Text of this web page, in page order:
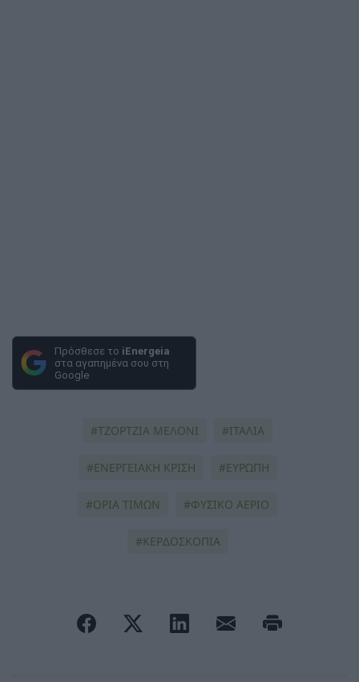
Πρόσθεσε το iEnergeia
στα αγαπημένα σου στη
Google
ΤΖΟΡΤΖΙΑ ΜΕΛΟΝΙ ΙΤΑΛΙΑ
ΕΝΕΡΓΕΙΑΚΗ ΚΡΙΣΗ ΕΥΡΩΠΗ
ΟΡΙΑ ΤΙΜΩΝ ΦΥΣΙΚΟ ΑΕΡΙΟ
ΚΕΡΔΟΣΚΟΠΙΑ